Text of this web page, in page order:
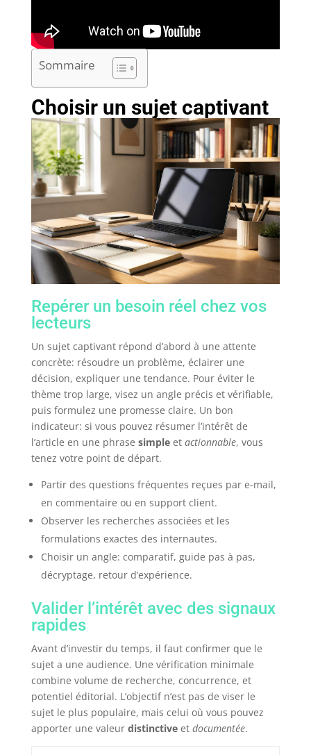
Sommaire
Choisir un sujet captivant
Repérer un besoin réel chez vos
lecteurs
Un sujet captivant répond d’abord à une attente
concrète: résoudre un problème, éclairer une
décision, expliquer une tendance. Pour éviter le
thème trop large, visez un angle précis et vérifiable,
puis formulez une promesse claire. Un bon
indicateur: si vous pouvez résumer l’intérêt de
l’article en une phrase simpleet actionnable, vous
tenez votre point de départ.
Partir des questions fréquentes reçues par e-mail,
en commentaire ou en support client.
Observer les recherches associées et les
formulations exactes des internautes.
Choisir un angle: comparatif, guide pas à pas,
décryptage, retour d’expérience.
Valider l’intérêt avec des signaux
rapides
Avant d’investir du temps, il faut confirmer que le
sujet a une audience. Une vérification minimale
combine volume de recherche, concurrence, et
potentiel éditorial. L’objectif n’est pas de viser le
sujet le plus populaire, mais celui où vous pouvez
apporter une valeur distinctiveet documentée.